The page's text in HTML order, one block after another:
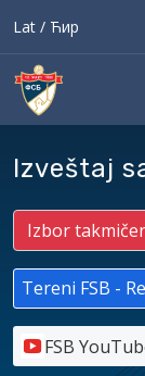
Lat / Ћир
Izveštaj
Tereni FSB -
FSB